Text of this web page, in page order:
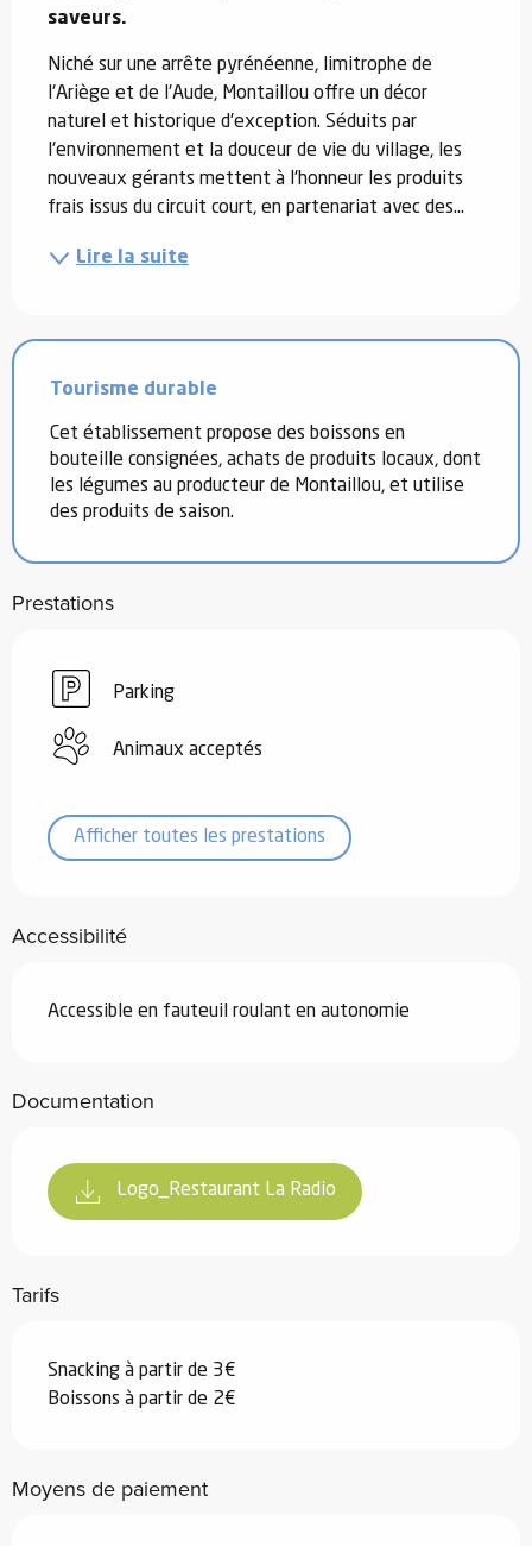
saveurs.
Niché sur une arrête pyrénéenne, limitrophe de
l'Ariège et de l'Aude, Montaillou offre un décor
naturel et historique d'exception. Séduits par
l'environnement et la douceur de vie du village, les
nouveaux gérants mettent à l'honneur les produits
frais issus du circuit court, en partenariat avec des...
Lire la suite
Tourisme durable
Cet établissement propose des boissons en
bouteille consignées, achats de produits locaux, dont
les légumes au producteur de Montaillou, et utilise
des produits de saison.
Prestations
Parking
Animaux acceptés
Afficher toutes les prestations
Accessibilité
Accessible en fauteuil roulant en autonomie
Documentation
Logo_Restaurant La Radio
Tarifs
Snacking à partir de 3€
Boissons à partir de 2€
Moyens de paiement